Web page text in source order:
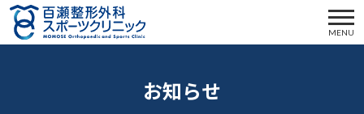
MENU
お知らせ